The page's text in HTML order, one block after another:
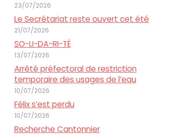
23/07/2026
Le Secrétariat reste ouvert cet été
21/07/2026
SO-LI-DA-RI-TÉ
13/07/2026
Arrêté préfectoral de restriction
temporaire des usages de l’eau
10/07/2026
Félix s’est perdu
10/07/2026
Recherche Cantonnier